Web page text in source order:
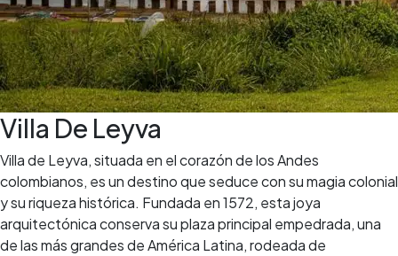
Villa De Leyva
Villa de Leyva, situada en el corazón de los Andes
colombianos, es un destino que seduce con su magia colonial
y su riqueza histórica. Fundada en 1572, esta joya
arquitectónica conserva su plaza principal empedrada, una
de las más grandes de América Latina, rodeada de